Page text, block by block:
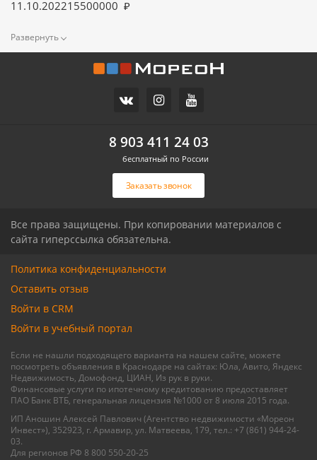
11.10.202215500000
Заказать звонок
8 903 411 24 03
бесплатный по России
Все права защищены. При копировании материалов с
сайта гиперссылка обязательна.
Если не нашли подходящего варианта на нашем сайте, можете
посмотреть объявления в Краснодаре на сайтах: Юла, Авито, Яндекс
Недвижимость, Домофонд, ЦИАН, Из рук в руки.
Финансовые услуги по ипотечному кредитованию предоставляет
ПАО Банк ВТБ, генеральная лицензия №1000 от 8 июля 2015 года.
ИП Аношин Алексей Павлович (Агентство недвижимости «Мореон
Инвест»), 352923, г. Армавир, ул. Матвеева, 179, тел.: +7 (861) 944-24-
03.
Для регионов РФ 8 800 550-20-25
Политика конфиденциальности
Оставить отзыв
Войти в CRM
Войти в учебный портал